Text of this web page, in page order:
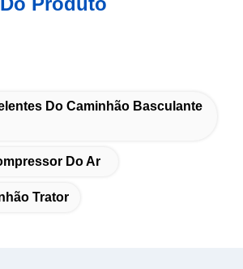
Do Caminhão Basculante
Do Ar
Trator